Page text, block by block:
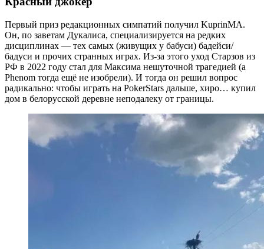
Первый приз редакционных симпатий получил KuprinMA.
Он, по заветам Дукалиса, специализируется на редких
дисциплинах — тех самых (живущих у бабуси) бадейси/
бадуси и прочих странных играх. Из-за этого уход Старзов из
РФ в 2022 году стал для Максима нешуточной трагедией (а
Phenom тогда ещё не изобрели). И тогда он решил вопрос
радикально: чтобы играть на PokerStars дальше, хиро… купил
дом в белорусской деревне неподалеку от границы.